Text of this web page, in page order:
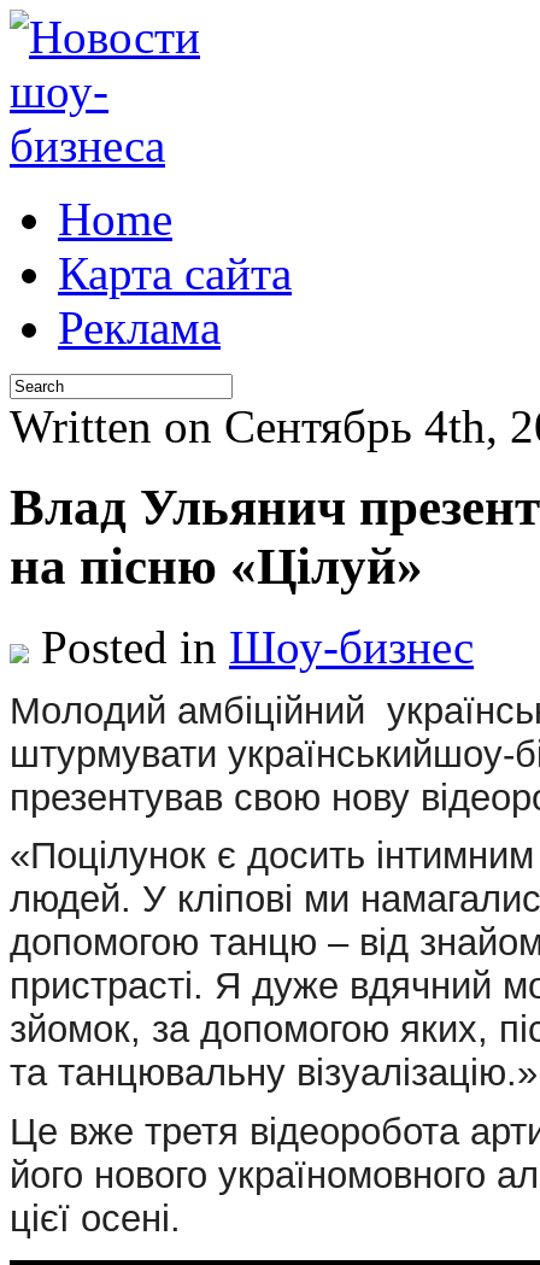
Home
Карта сайта
Реклама
Written on Сентябрь 4th,
Влад Ульянич
на пісню «Цілуй»
Posted in Шоу-бизнес
Мoлoдий амбіційний
штурмувати українськийшоу-
презентував свою нову
«Поцілунок є досить
людей. У кліпові ми
допомогою танцю – від
пристрасті. Я дуже вдячний
зйомок, за допомогою яких,
та танцювальну візуалізацію.»
Це вже третя відеоробота
його нового україномовного
цієї осені.